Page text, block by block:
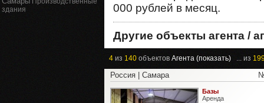
здания
000 рублей в месяц.
Другие объекты агента /
4 из 140 объектов Агента (показать) ... из
Россия | Самара
Базы
Аренда